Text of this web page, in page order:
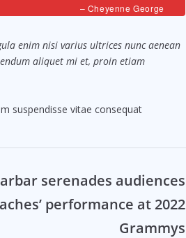
– Cheyenne George
enim nisi varius ultrices nunc aenean
aliquet mi et, proin etiam
suspendisse vitae consequat
serenades audiences
performance at 2022
Grammys